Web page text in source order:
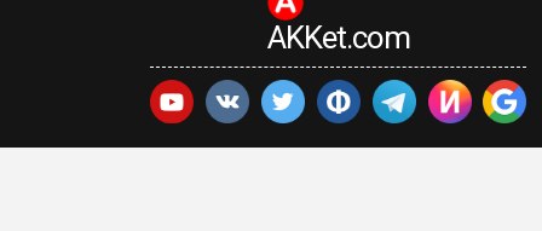
AKKet.com